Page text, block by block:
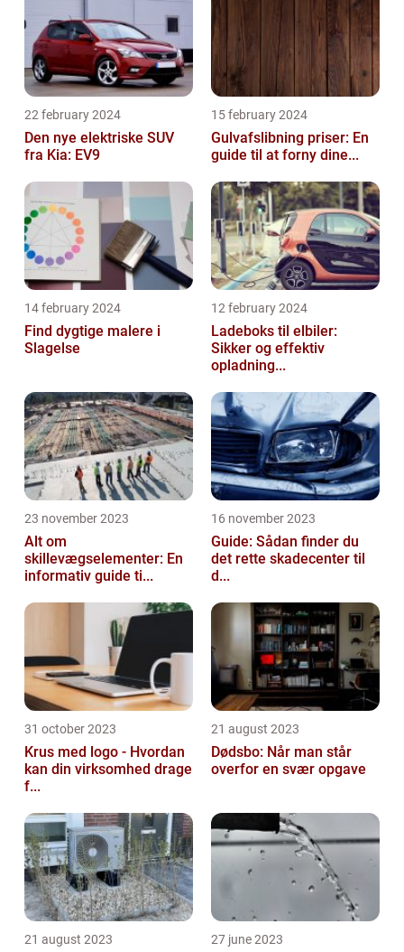
22 february 2024
Den nye elektriske SUV
fra Kia: EV9
15 february 2024
Gulvafslibning priser: En
guide til at forny dine...
14 february 2024
Find dygtige malere i
Slagelse
12 february 2024
Ladeboks til elbiler:
Sikker og effektiv
opladning...
23 november 2023
Alt om
skillevægselementer: En
informativ guide ti...
16 november 2023
Guide: Sådan finder du
det rette skadecenter til
d...
31 october 2023
Krus med logo - Hvordan
kan din virksomhed drage
f...
21 august 2023
Dødsbo: Når man står
overfor en svær opgave
21 august 2023 27 june 2023